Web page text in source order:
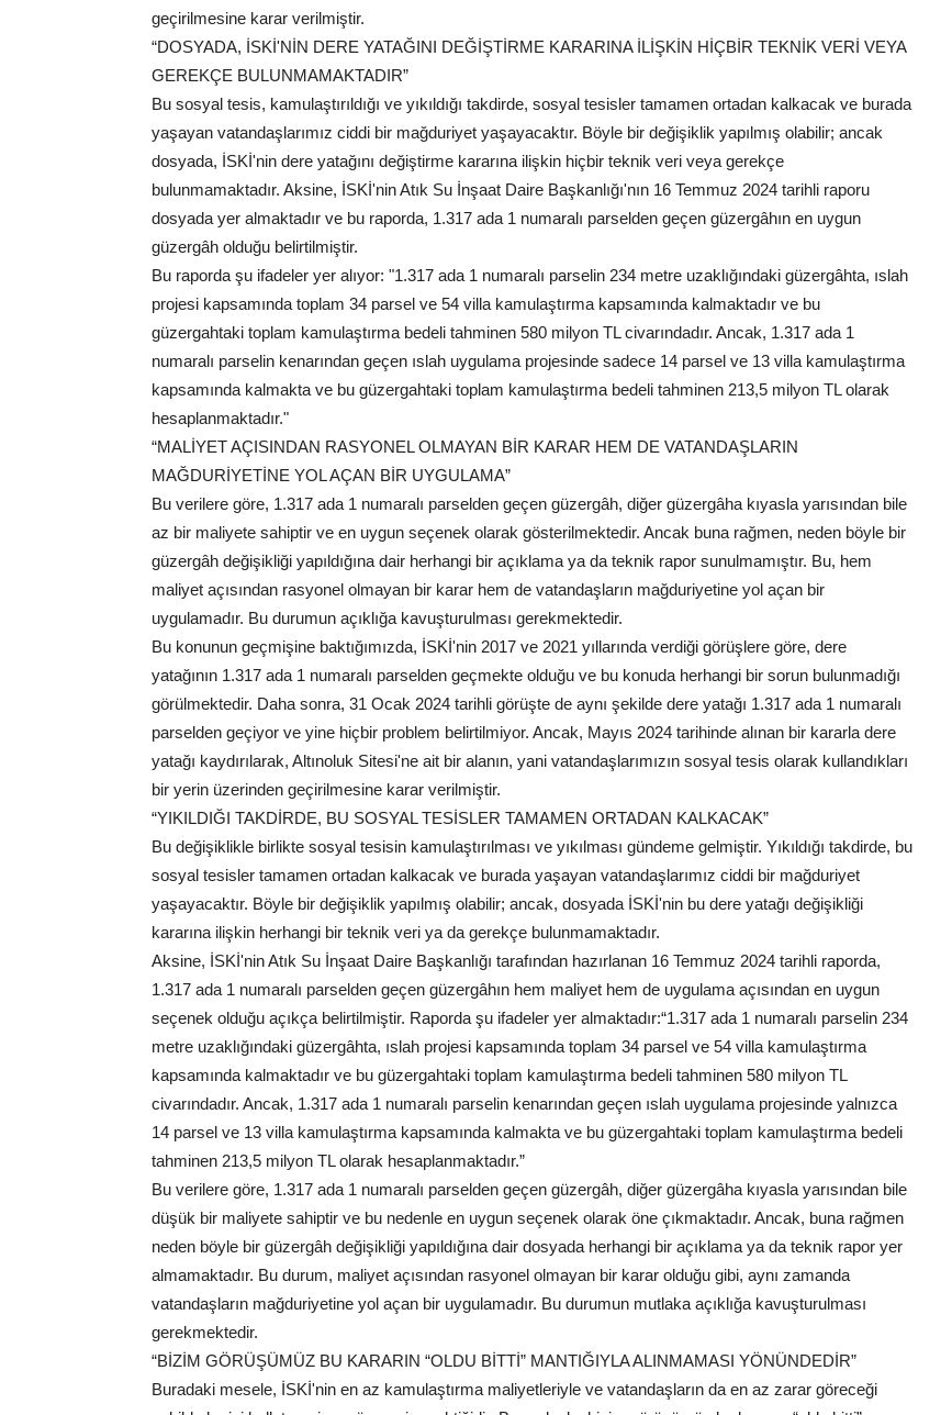
geçirilmesine karar verilmiştir.
“DOSYADA, İSKİ'NİN DERE YATAĞINI DEĞİŞTİRME KARARINA İLİŞKİN HİÇBİR TEKNİK VERİ VEYA
GEREKÇE BULUNMAMAKTADIR”
Bu sosyal tesis, kamulaştırıldığı ve yıkıldığı takdirde, sosyal tesisler tamamen ortadan kalkacak ve burada
yaşayan vatandaşlarımız ciddi bir mağduriyet yaşayacaktır. Böyle bir değişiklik yapılmış olabilir; ancak
dosyada, İSKİ'nin dere yatağını değiştirme kararına ilişkin hiçbir teknik veri veya gerekçe
bulunmamaktadır. Aksine, İSKİ'nin Atık Su İnşaat Daire Başkanlığı'nın 16 Temmuz 2024 tarihli raporu
dosyada yer almaktadır ve bu raporda, 1.317 ada 1 numaralı parselden geçen güzergâhın en uygun
güzergâh olduğu belirtilmiştir.
Bu raporda şu ifadeler yer alıyor: "1.317 ada 1 numaralı parselin 234 metre uzaklığındaki güzergâhta, ıslah
projesi kapsamında toplam 34 parsel ve 54 villa kamulaştırma kapsamında kalmaktadır ve bu
güzergahtaki toplam kamulaştırma bedeli tahminen 580 milyon TL civarındadır. Ancak, 1.317 ada 1
numaralı parselin kenarından geçen ıslah uygulama projesinde sadece 14 parsel ve 13 villa kamulaştırma
kapsamında kalmakta ve bu güzergahtaki toplam kamulaştırma bedeli tahminen 213,5 milyon TL olarak
hesaplanmaktadır."
“MALİYET AÇISINDAN RASYONEL OLMAYAN BİR KARAR HEM DE VATANDAŞLARIN
MAĞDURİYETİNE YOL AÇAN BİR UYGULAMA”
Bu verilere göre, 1.317 ada 1 numaralı parselden geçen güzergâh, diğer güzergâha kıyasla yarısından bile
az bir maliyete sahiptir ve en uygun seçenek olarak gösterilmektedir. Ancak buna rağmen, neden böyle bir
güzergâh değişikliği yapıldığına dair herhangi bir açıklama ya da teknik rapor sunulmamıştır. Bu, hem
maliyet açısından rasyonel olmayan bir karar hem de vatandaşların mağduriyetine yol açan bir
uygulamadır. Bu durumun açıklığa kavuşturulması gerekmektedir.
Bu konunun geçmişine baktığımızda, İSKİ'nin 2017 ve 2021 yıllarında verdiği görüşlere göre, dere
yatağının 1.317 ada 1 numaralı parselden geçmekte olduğu ve bu konuda herhangi bir sorun bulunmadığı
görülmektedir. Daha sonra, 31 Ocak 2024 tarihli görüşte de aynı şekilde dere yatağı 1.317 ada 1 numaralı
parselden geçiyor ve yine hiçbir problem belirtilmiyor. Ancak, Mayıs 2024 tarihinde alınan bir kararla dere
yatağı kaydırılarak, Altınoluk Sitesi'ne ait bir alanın, yani vatandaşlarımızın sosyal tesis olarak kullandıkları
bir yerin üzerinden geçirilmesine karar verilmiştir.
“YIKILDIĞI TAKDİRDE, BU SOSYAL TESİSLER TAMAMEN ORTADAN KALKACAK”
Bu değişiklikle birlikte sosyal tesisin kamulaştırılması ve yıkılması gündeme gelmiştir. Yıkıldığı takdirde, bu
sosyal tesisler tamamen ortadan kalkacak ve burada yaşayan vatandaşlarımız ciddi bir mağduriyet
yaşayacaktır. Böyle bir değişiklik yapılmış olabilir; ancak, dosyada İSKİ'nin bu dere yatağı değişikliği
kararına ilişkin herhangi bir teknik veri ya da gerekçe bulunmamaktadır.
Aksine, İSKİ'nin Atık Su İnşaat Daire Başkanlığı tarafından hazırlanan 16 Temmuz 2024 tarihli raporda,
1.317 ada 1 numaralı parselden geçen güzergâhın hem maliyet hem de uygulama açısından en uygun
seçenek olduğu açıkça belirtilmiştir. Raporda şu ifadeler yer almaktadır:“1.317 ada 1 numaralı parselin 234
metre uzaklığındaki güzergâhta, ıslah projesi kapsamında toplam 34 parsel ve 54 villa kamulaştırma
kapsamında kalmaktadır ve bu güzergahtaki toplam kamulaştırma bedeli tahminen 580 milyon TL
civarındadır. Ancak, 1.317 ada 1 numaralı parselin kenarından geçen ıslah uygulama projesinde yalnızca
14 parsel ve 13 villa kamulaştırma kapsamında kalmakta ve bu güzergahtaki toplam kamulaştırma bedeli
tahminen 213,5 milyon TL olarak hesaplanmaktadır.”
Bu verilere göre, 1.317 ada 1 numaralı parselden geçen güzergâh, diğer güzergâha kıyasla yarısından bile
düşük bir maliyete sahiptir ve bu nedenle en uygun seçenek olarak öne çıkmaktadır. Ancak, buna rağmen
neden böyle bir güzergâh değişikliği yapıldığına dair dosyada herhangi bir açıklama ya da teknik rapor yer
almamaktadır. Bu durum, maliyet açısından rasyonel olmayan bir karar olduğu gibi, aynı zamanda
vatandaşların mağduriyetine yol açan bir uygulamadır. Bu durumun mutlaka açıklığa kavuşturulması
gerekmektedir.
“BİZİM GÖRÜŞÜMÜZ BU KARARIN “OLDU BİTTİ” MANTIĞIYLA ALINMAMASI YÖNÜNDEDİR”
Buradaki mesele, İSKİ'nin en az kamulaştırma maliyetleriyle ve vatandaşların da en az zarar göreceği